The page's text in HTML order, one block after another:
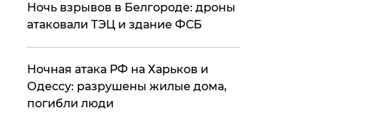
​Ночь взрывов в Белгороде: дроны
атаковали ТЭЦ и здание ФСБ
​Ночная атака РФ на Харьков и
Одессу: разрушены жилые дома,
погибли люди